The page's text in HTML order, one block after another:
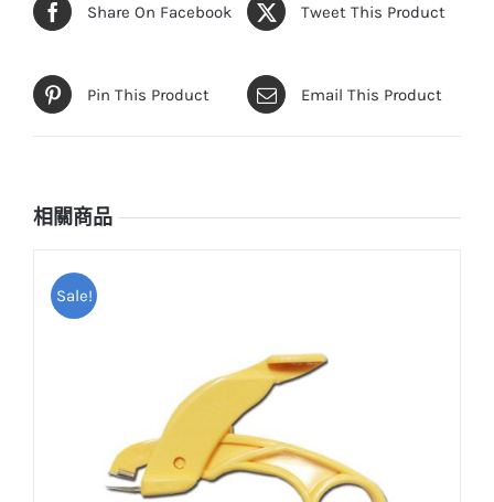
Share On Facebook Tweet This Product
Pin This Product Email This Product
相關商品
Sale!